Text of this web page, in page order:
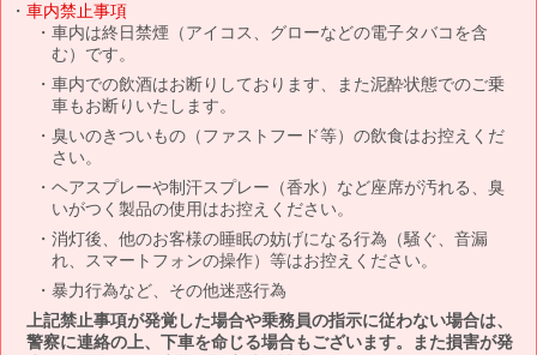
車内禁止事項
車内は終日禁煙（アイコス、グローなどの電子タバコを含
む）です。
車内での飲酒はお断りしております、また泥酔状態でのご乗
車もお断りいたします。
臭いのきついもの（ファストフード等）の飲食はお控えくだ
さい。
ヘアスプレーや制汗スプレー（香水）など座席が汚れる、臭
いがつく製品の使用はお控えください。
消灯後、他のお客様の睡眠の妨げになる行為（騒ぐ、音漏
れ、スマートフォンの操作）等はお控えください。
暴力行為など、その他迷惑行為
上記禁止事項が発覚した場合や乗務員の指示に従わない場合は、
警察に連絡の上、下車を命じる場合もございます。また損害が発